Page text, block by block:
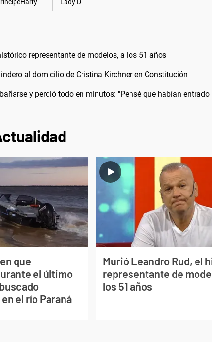
Lady Di
representante de modelos, a los 51 años
al domicilio de Cristina Kirchner en Constitución
y perdió todo en minutos: "Pensé que habían entrado
que
el último
el río Paraná
Murió Leandro Rud, el
representante de
los 51 años